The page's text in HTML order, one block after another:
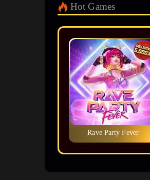
Hot Games
Rave Party Fever